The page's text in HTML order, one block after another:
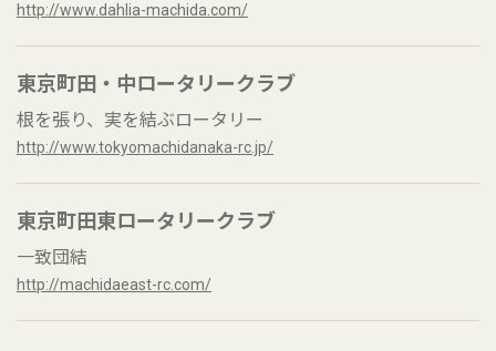
http://www.dahlia-machida.com/
東京町田・中ロータリークラブ
根を張り、実を結ぶロータリー
http://www.tokyomachidanaka-rc.jp/
東京町田東ロータリークラブ
一致団結
http://machidaeast-rc.com/